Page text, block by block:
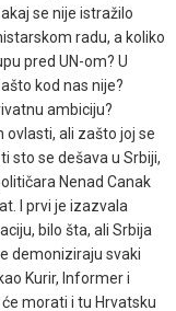
se nije istražilo
radu, a koliko
pred UN-om? U
kod nas nije?
ambiciju?
ovlasti, ali zašto joj se
sto se dešava u Srbiji,
Nenad Canak
I prvi je izazvala
bilo šta, ali Srbija
demoniziraju svaki
Kurir, Informer i
morati i tu Hrvatsku